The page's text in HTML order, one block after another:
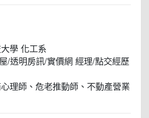
學 化工系
/透明房訊/實價網 經理/點交經歷
理師、危老推動師、不動產營業